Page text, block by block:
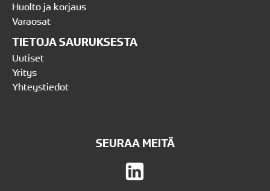
Huolto ja korjaus
Varaosat
TIETOJA SAURUKSESTA
Uutiset
Yritys
Yhteystiedot
SEURAA MEITÄ